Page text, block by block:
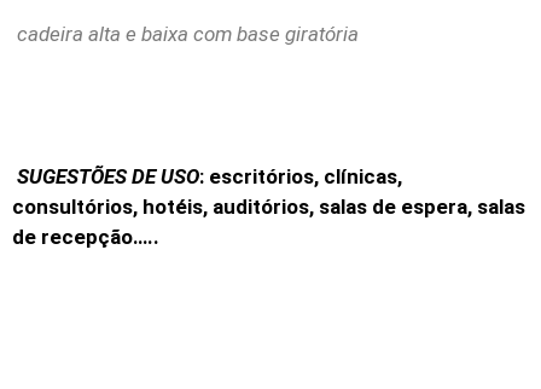
cadeira alta e baixa com base giratória
SUGESTÕES DE USO: escritórios, clínicas,
consultórios, hotéis, auditórios, salas de espera, salas
de recepção…..